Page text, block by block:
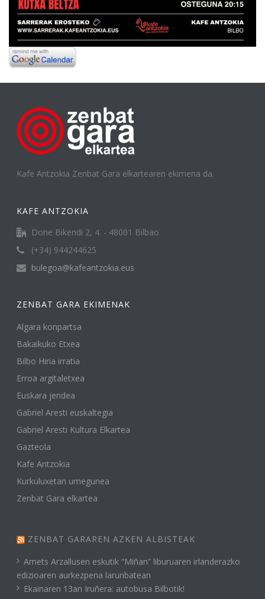
Kafe Antzokia Zenbat Gara elkartearen ekimena da.
KAFE ANTZOKIA
Done Bikendi 2, 4. - 48001 Bilbao
(+34) 944244625
bulegoa@kafeantzokia.eus
ZENBAT GARA EKIMENAK
Algara konpartsa
Bakaikuko Etxea
Bilbo Hiria irratia
Erroa argitaletxea
Euskara jendea
Gabriel Aresti euskaltegia
Gabriel Aresti Kultura Elkartea
Gazteola
Kafe Antzokia
Kurkuluxetan umegunea
Zenbat Gara elkartea
ZENBAT GARAREN AZKEN ALBISTEAK
Amets Arzallusen eskutik “Miñan” liburuaren irlanderazko
edizioaren aurkezpena larunbatean
Ekainaren 13an Iruñera: autobusa Bilbotik!